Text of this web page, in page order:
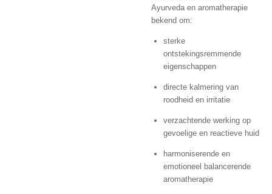
Ayurveda en aromatherapie
bekend om:
sterke
ontstekingsremmende
eigenschappen
directe kalmering van
roodheid en irritatie
verzachtende werking op
gevoelige en reactieve huid
harmoniserende en
emotioneel balancerende
aromatherapie